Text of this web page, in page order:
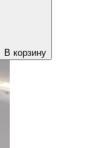
В корзину